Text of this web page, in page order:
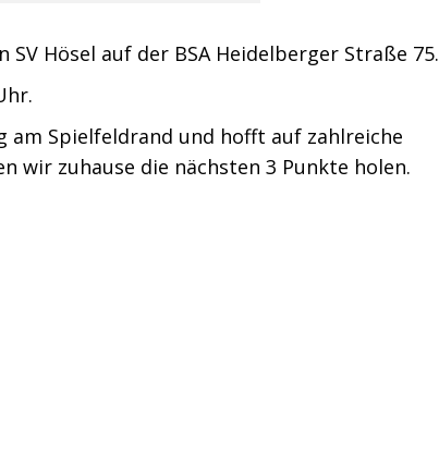
Hösel auf der BSA Heidelberger Straße 75.
Spielfeldrand und hofft auf zahlreiche
wir zuhause die nächsten 3 Punkte holen.